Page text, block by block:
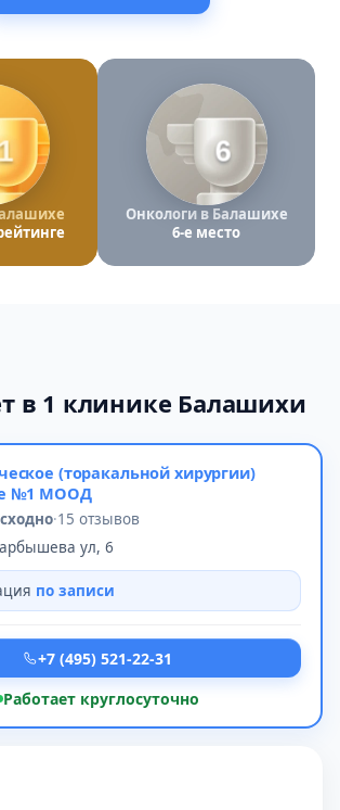
6
Онкологи в Балашихе
6-е место
в 1 клинике Балашихи
(торакальной хирургии)
№1 МООД
·15 отзывов
ул, 6
по записи
+7 (495) 521-22-31
Работает круглосуточно